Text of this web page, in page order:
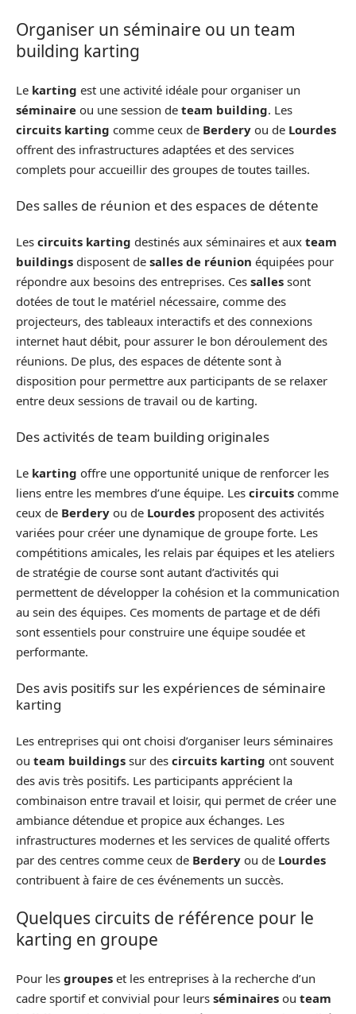
Organiser un séminaire ou un team
building karting
Le karting est une activité idéale pour organiser un
séminaire ou une session de team building. Les
circuits karting comme ceux de Berdery ou de Lourdes
offrent des infrastructures adaptées et des services
complets pour accueillir des groupes de toutes tailles.
Des salles de réunion et des espaces de détente
Les circuits karting destinés aux séminaires et aux team
buildings disposent de salles de réunion équipées pour
répondre aux besoins des entreprises. Ces salles sont
dotées de tout le matériel nécessaire, comme des
projecteurs, des tableaux interactifs et des connexions
internet haut débit, pour assurer le bon déroulement des
réunions. De plus, des espaces de détente sont à
disposition pour permettre aux participants de se relaxer
entre deux sessions de travail ou de karting.
Des activités de team building originales
Le karting offre une opportunité unique de renforcer les
liens entre les membres d’une équipe. Les circuits comme
ceux de Berdery ou de Lourdes proposent des activités
variées pour créer une dynamique de groupe forte. Les
compétitions amicales, les relais par équipes et les ateliers
de stratégie de course sont autant d’activités qui
permettent de développer la cohésion et la communication
au sein des équipes. Ces moments de partage et de défi
sont essentiels pour construire une équipe soudée et
performante.
Des avis positifs sur les expériences de séminaire
karting
Les entreprises qui ont choisi d’organiser leurs séminaires
ou team buildings sur des circuits karting ont souvent
des avis très positifs. Les participants apprécient la
combinaison entre travail et loisir, qui permet de créer une
ambiance détendue et propice aux échanges. Les
infrastructures modernes et les services de qualité offerts
par des centres comme ceux de Berdery ou de Lourdes
contribuent à faire de ces événements un succès.
Quelques circuits de référence pour le
karting en groupe
Pour les groupes et les entreprises à la recherche d’un
cadre sportif et convivial pour leurs séminaires ou team